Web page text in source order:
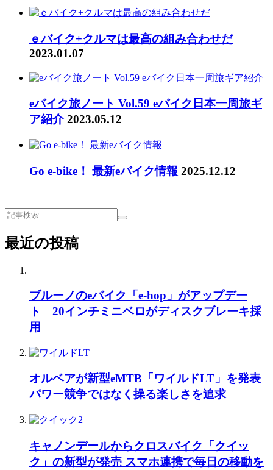
ｅバイク+クルマは最高の組み合わせだ
2023.01.07
eバイク旅ノート Vol.59 eバイク日本一周旅ギ
ア紹介 2023.05.12
Go e-bike！ 最新eバイク情報 2025.12.12
最近の投稿
ブルーノのeバイク「e-hop」がアップデー
ト 20インチミニベロがディスクブレーキ採
用
オルベアが新型eMTB「ワイルドLT」を発表
パワー競争ではなく操る楽しさを追求
キャノンデールからクロスバイク「クイッ
ク」の新型が発売 スマホ連携で毎日の移動を